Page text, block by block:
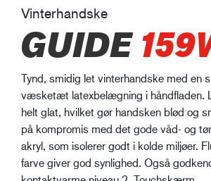
Vinterhandske
GUIDE
Tynd, smidig let vinterhandske med en
væsketæt latexbelægning i håndfladen.
helt glat, hvilket gør handsken blød og
på kompromis med det gode våd- og
akryl, som isolerer godt i kolde miljøer.
farve giver god synlighed. Også